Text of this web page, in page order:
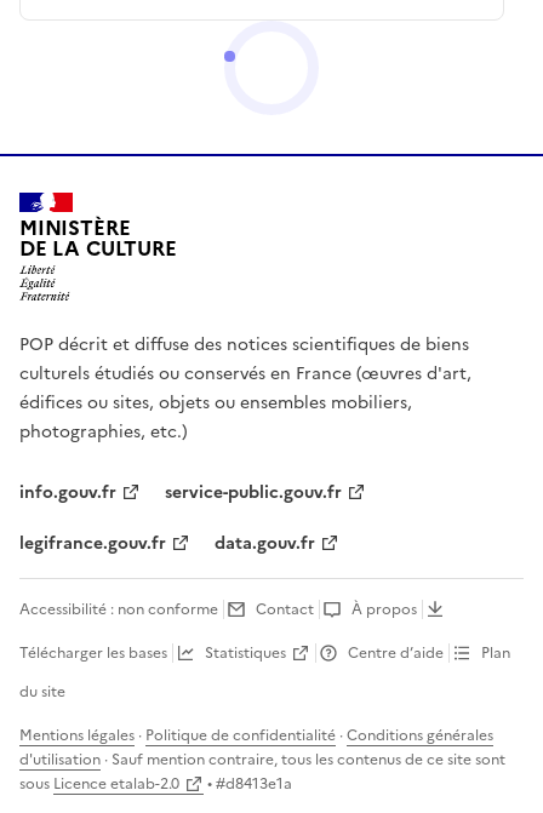
MINISTÈRE
DE LA CULTURE
POP décrit et diffuse des notices scientifiques de biens
culturels étudiés ou conservés en France (œuvres d'art,
édifices ou sites, objets ou ensembles mobiliers,
photographies, etc.)
info.gouv.fr
service-public.gouv.fr
legifrance.gouv.fr
data.gouv.fr
Accessibilité : non conforme Contact
À propos
Télécharger les bases
Statistiques Centre d’aide
Plan
du site
Mentions légales · Politique de confidentialité ·Conditions générales
d'utilisation · Sauf mention contraire, tous les contenus de ce site sont
sous Licence etalab-2.0 • #d8413e1a